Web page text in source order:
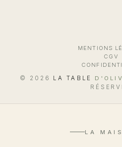
MENTIONS
CGV
© 2026
LA TABLE
LA